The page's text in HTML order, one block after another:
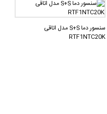
سنسور دما S+S مدل اتاقی
RTF1NTC20K